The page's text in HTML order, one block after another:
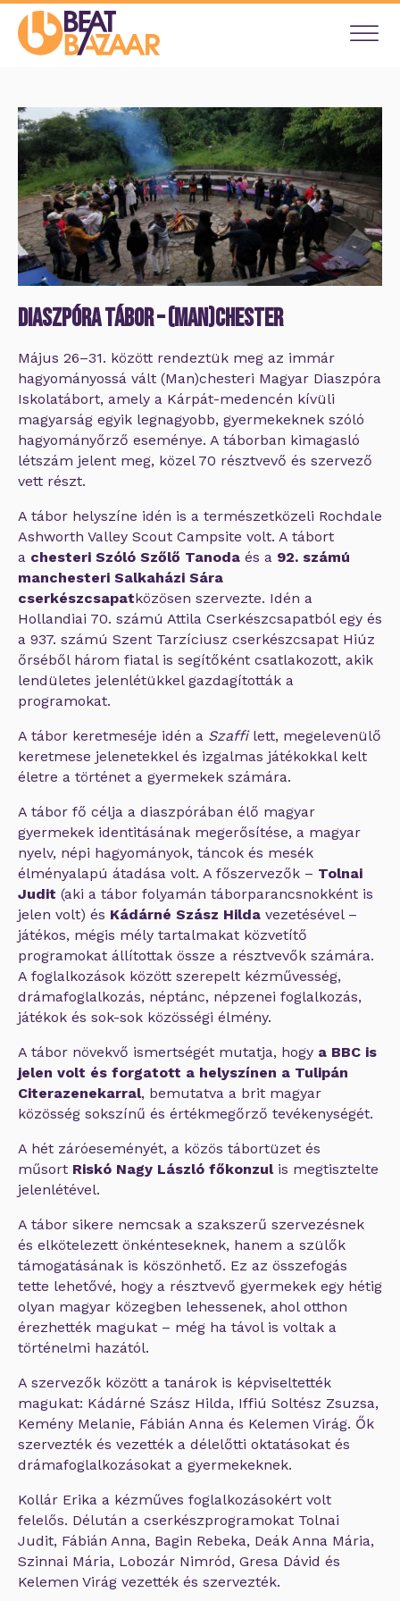
Diaszpóra tábor – (Man)Chester
Május 26–31. között rendeztük meg az immár
hagyományossá vált (Man)chesteri Magyar Diaszpóra
Iskolatábort, amely a Kárpát-medencén kívüli
magyarság egyik legnagyobb, gyermekeknek szóló
hagyományőrző eseménye. A táborban kimagasló
létszám jelent meg, közel 70 résztvevő és szervező
vett részt.
A tábor helyszíne idén is a természetközeli Rochdale
Ashworth Valley Scout Campsite volt. A tábort
a chesteri Szóló Szőlő Tanoda és a 92. számú
manchesteri Salkaházi Sára
cserkészcsapatközösen szervezte. Idén a
Hollandiai 70. számú Attila Cserkészcsapatból egy és
a 937. számú Szent Tarzíciusz cserkészcsapat Hiúz
őrséből három fiatal is segítőként csatlakozott, akik
lendületes jelenlétükkel gazdagították a
programokat.
A tábor keretmeséje idén a Szaffilett, megelevenülő
keretmese jelenetekkel és izgalmas játékokkal kelt
életre a történet a gyermekek számára.
A tábor fő célja a diaszpórában élő magyar
gyermekek identitásának megerősítése, a magyar
nyelv, népi hagyományok, táncok és mesék
élményalapú átadása volt. A főszervezők – Tolnai
Judit (aki a tábor folyamán táborparancsnokként is
jelen volt) és Kádárné Szász Hilda vezetésével –
játékos, mégis mély tartalmakat közvetítő
programokat állítottak össze a résztvevők számára.
A foglalkozások között szerepelt kézművesség,
drámafoglalkozás, néptánc, népzenei foglalkozás,
játékok és sok-sok közösségi élmény.
A tábor növekvő ismertségét mutatja, hogy a BBC is
jelen volt és forgatott a helyszínen a Tulipán
Citerazenekarral, bemutatva a brit magyar
közösség sokszínű és értékmegőrző tevékenységét.
A hét záróeseményét, a közös tábortüzet és
műsort Riskó Nagy László főkonzulis megtisztelte
jelenlétével.
A tábor sikere nemcsak a szakszerű szervezésnek
és elkötelezett önkénteseknek, hanem a szülők
támogatásának is köszönhető. Ez az összefogás
tette lehetővé, hogy a résztvevő gyermekek egy hétig
olyan magyar közegben lehessenek, ahol otthon
érezhették magukat – még ha távol is voltak a
történelmi hazától.
A szervezők között a tanárok is képviseltették
magukat: Kádárné Szász Hilda, Iffiú Soltész Zsuzsa,
Kemény Melanie, Fábián Anna és Kelemen Virág. Ők
szervezték és vezették a délelőtti oktatásokat és
drámafoglalkozásokat a gyermekeknek.
Kollár Erika a kézműves foglalkozásokért volt
felelős. Délután a cserkészprogramokat Tolnai
Judit, Fábián Anna, Bagin Rebeka, Deák Anna Mária,
Szinnai Mária, Lobozár Nimród, Gresa Dávid és
Kelemen Virág vezették és szervezték.